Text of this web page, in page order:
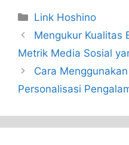
Categories
Link Hoshino
Mengukur Kualitas
Metrik Media Sosial
Cara
Personalisasi